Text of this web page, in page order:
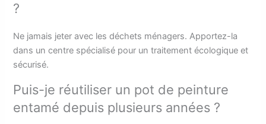
?
Ne jamais jeter avec les déchets ménagers. Apportez-la
dans un centre spécialisé pour un traitement écologique et
sécurisé.
Puis-je réutiliser un pot de peinture
entamé depuis plusieurs années ?